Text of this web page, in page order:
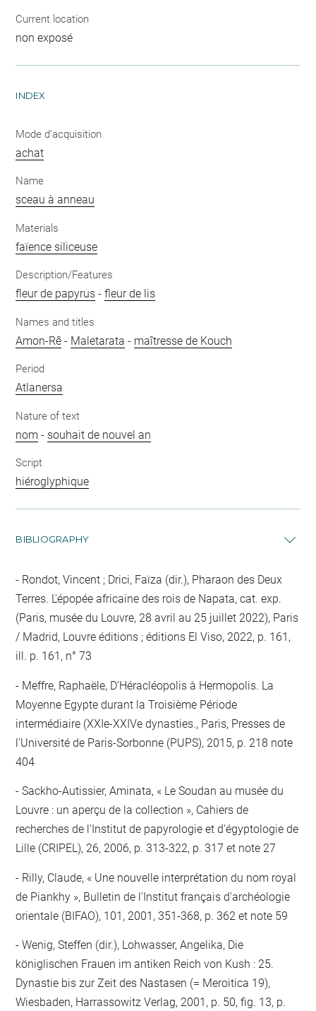
Current location
non exposé
INDEX
Mode d'acquisition
achat
Name
sceau à anneau
Materials
faïence siliceuse
Description/Features
fleur de papyrus -fleur de lis
Names and titles
Amon-Rê - Maletarata - maîtresse de Kouch
Period
Atlanersa
Nature of text
nom - souhait de nouvel an
Script
hiéroglyphique
BIBLIOGRAPHY
Rondot, Vincent ; Drici, Faïza (dir.), Pharaon des Deux
Terres. L'épopée africaine des rois de Napata, cat. exp.
(Paris, musée du Louvre, 28 avril au 25 juillet 2022), Paris
/ Madrid, Louvre éditions ; éditions El Viso, 2022, p. 161,
ill. p. 161, n° 73
Meffre, Raphaële, D'Héracléopolis à Hermopolis. La
Moyenne Egypte durant la Troisième Période
intermédiaire (XXIe-XXIVe dynasties., Paris, Presses de
l'Université de Paris-Sorbonne (PUPS), 2015, p. 218 note
404
Sackho-Autissier, Aminata, « Le Soudan au musée du
Louvre : un aperçu de la collection », Cahiers de
recherches de l'Institut de papyrologie et d'égyptologie de
Lille (CRIPEL), 26, 2006, p. 313-322, p. 317 et note 27
Rilly, Claude, « Une nouvelle interprétation du nom royal
de Piankhy », Bulletin de l'Institut français d'archéologie
orientale (BIFAO), 101, 2001, 351-368, p. 362 et note 59
Wenig, Steffen (dir.), Lohwasser, Angelika, Die
königlischen Frauen im antiken Reich von Kush : 25.
Dynastie bis zur Zeit des Nastasen (= Meroitica 19),
Wiesbaden, Harrassowitz Verlag, 2001, p. 50, fig. 13, p.